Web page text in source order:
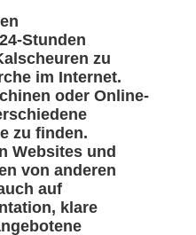
Stunden
zu
im Internet.
oder Online-
zu finden.
Websites und
von anderen
auf
klare